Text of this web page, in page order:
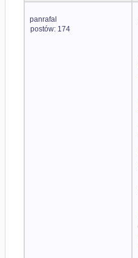
panrafal
postów: 174